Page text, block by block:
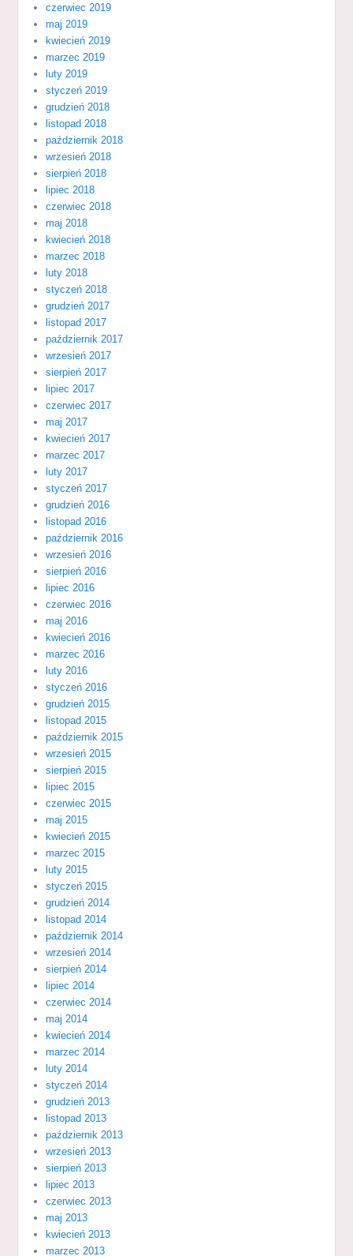
czerwiec 2019
maj 2019
kwiecień 2019
marzec 2019
luty 2019
styczeń 2019
grudzień 2018
listopad 2018
październik 2018
wrzesień 2018
sierpień 2018
lipiec 2018
czerwiec 2018
maj 2018
kwiecień 2018
marzec 2018
luty 2018
styczeń 2018
grudzień 2017
listopad 2017
październik 2017
wrzesień 2017
sierpień 2017
lipiec 2017
czerwiec 2017
maj 2017
kwiecień 2017
marzec 2017
luty 2017
styczeń 2017
grudzień 2016
listopad 2016
październik 2016
wrzesień 2016
sierpień 2016
lipiec 2016
czerwiec 2016
maj 2016
kwiecień 2016
marzec 2016
luty 2016
styczeń 2016
grudzień 2015
listopad 2015
październik 2015
wrzesień 2015
sierpień 2015
lipiec 2015
czerwiec 2015
maj 2015
kwiecień 2015
marzec 2015
luty 2015
styczeń 2015
grudzień 2014
listopad 2014
październik 2014
wrzesień 2014
sierpień 2014
lipiec 2014
czerwiec 2014
maj 2014
kwiecień 2014
marzec 2014
luty 2014
styczeń 2014
grudzień 2013
listopad 2013
październik 2013
wrzesień 2013
sierpień 2013
lipiec 2013
czerwiec 2013
maj 2013
kwiecień 2013
marzec 2013